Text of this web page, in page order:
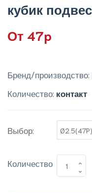
кубик
От 47p
Бренд/производство:
Количество: контакт
Выбор: Ø2.5(47P)
Количество